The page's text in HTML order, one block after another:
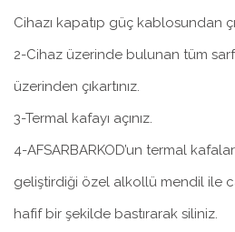
Cihazı kapatıp güç kablosundan
2-Cihaz üzerinde bulunan tüm
üzerinden çıkartınız.
3-Termal kafayı açınız.
4-AFSARBARKOD’un termal
geliştirdiği özel alkollü mendil ile
hafif bir şekilde bastırarak siliniz.